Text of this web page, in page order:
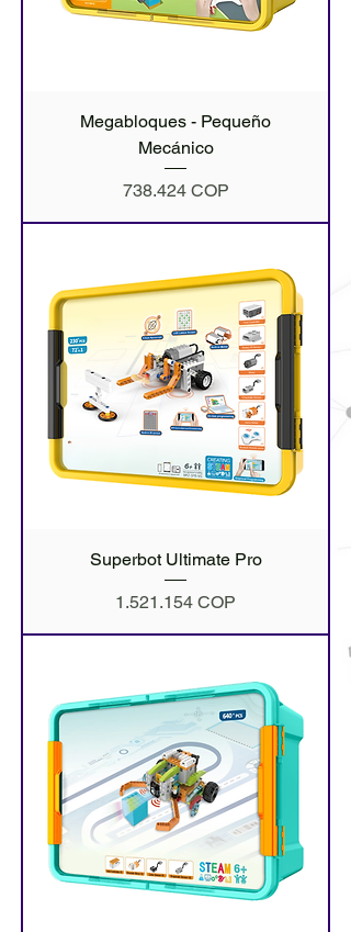
Megabloques - Pequeño
Mecánico
Precio
738.424 COP
Superbot Ultimate Pro
Precio
1.521.154 COP